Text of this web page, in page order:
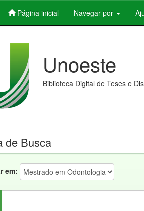
Página inicial Navegar por
Unoeste
Biblioteca Digital de Teses e
de Busca
em: